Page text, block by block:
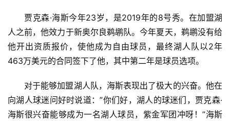
入
手
手
贾克森·海斯今年23岁，是2019年的8号秀。在加盟湖
人之前，他效力于新奥尔良鹈鹕队。今年夏天，鹈鹕没有给
他开出资质报价，使他成为自由球员，最终湖人队以2年
463万美元的合同签下了他，其中第二年是球员选项。
对于能够加盟湖人队，海斯表现出了极大的兴奋。他在
向湖人球迷问好时说道：”你们好，湖人的球迷们，贾克森·
海斯很兴奋能够成为一名湖人球员，紫金军团冲呀！”海斯